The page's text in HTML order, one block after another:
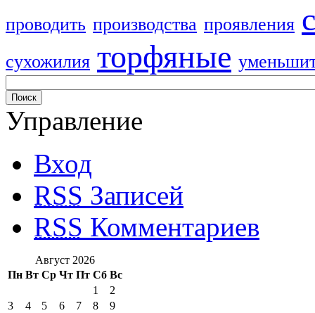
проводить производства проявления
сухожилия торфяные
Управление
Вход
RSS Записей
RSS Комментариев
Август 2026
Пн Вт Ср Чт Пт Сб Вс
1
2
3
4 5 6 7 8
9